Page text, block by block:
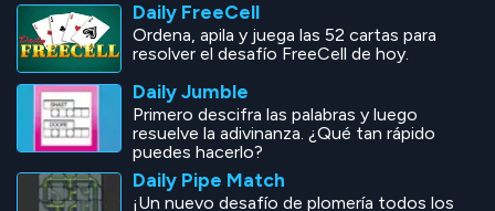
Daily FreeCell
Ordena, apila y juega las 52 cartas para
resolver el desafío FreeCell de hoy.
Daily Jumble
Primero descifra las palabras y luego
resuelve la adivinanza. ¿Qué tan rápido
puedes hacerlo?
Daily Pipe Match
¡Un nuevo desafío de plomería todos los